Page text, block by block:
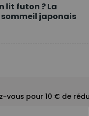
lit futon ? La
japonais
vous pour 10 € de